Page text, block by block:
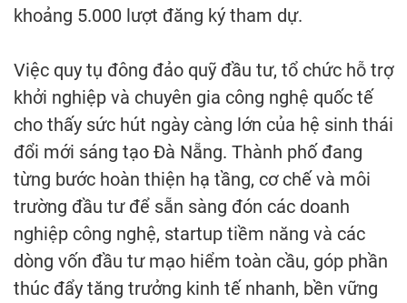
khoảng 5.000 lượt đăng ký tham dự.
Việc quy tụ đông đảo quỹ đầu tư, tổ chức hỗ trợ
khởi nghiệp và chuyên gia công nghệ quốc tế
cho thấy sức hút ngày càng lớn của hệ sinh thái
đổi mới sáng tạo Đà Nẵng. Thành phố đang
từng bước hoàn thiện hạ tầng, cơ chế và môi
trường đầu tư để sẵn sàng đón các doanh
nghiệp công nghệ, startup tiềm năng và các
dòng vốn đầu tư mạo hiểm toàn cầu, góp phần
thúc đẩy tăng trưởng kinh tế nhanh, bền vững